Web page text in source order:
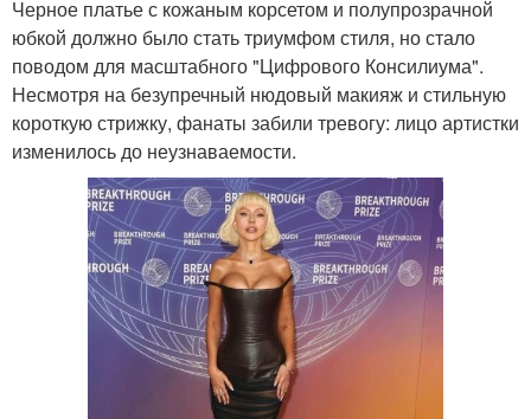
Черное платье с кожаным корсетом и полупрозрачной
юбкой должно было стать триумфом стиля, но стало
поводом для масштабного "Цифрового Консилиума".
Несмотря на безупречный нюдовый макияж и стильную
короткую стрижку, фанаты забили тревогу: лицо артистки
изменилось до неузнаваемости.